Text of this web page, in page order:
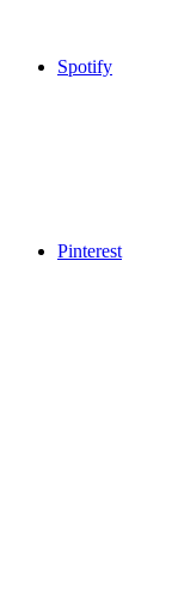
Spotify
Pinterest